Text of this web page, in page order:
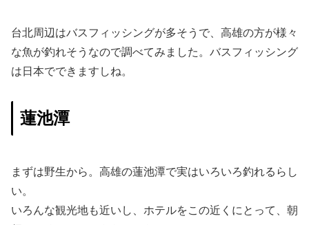
台北周辺はバスフィッシングが多そうで、高雄の方が様々
な魚が釣れそうなので調べてみました。バスフィッシング
は日本でできますしね。
蓮池潭
まずは野生から。高雄の蓮池潭で実はいろいろ釣れるらし
い。
いろんな観光地も近いし、ホテルをこの近くにとって、朝